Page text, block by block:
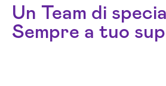
Un Team di
Sempre a tuo